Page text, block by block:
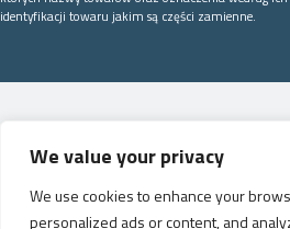
We value your privacy
We use cookies to enhance your
personalized ads or content, and
identyfikacji towaru jakim są części zamienne.